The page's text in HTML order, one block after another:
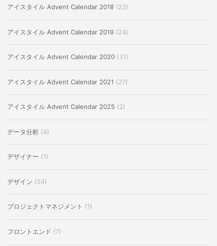
アイスタイル Advent Calendar 2018 (22)
アイスタイル Advent Calendar 2019 (24)
アイスタイル Advent Calendar 2020 (31)
アイスタイル Advent Calendar 2021 (27)
アイスタイル Advent Calendar 2025 (2)
データ分析 (4)
デザイナー (1)
デザイン (24)
プロジェクトマネジメント (1)
フロントエンド (7)